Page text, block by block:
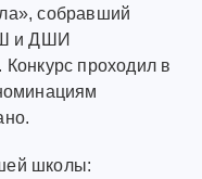
собравший
и ДШИ
проходил в
школы: